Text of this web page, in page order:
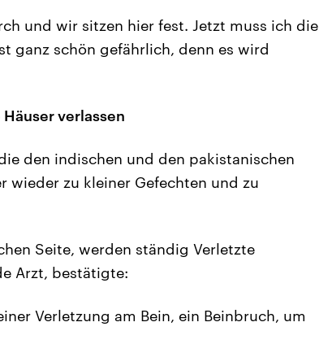
und wir sitzen hier fest. Jetzt muss ich die
ganz schön gefährlich, denn es wird
verlassen
den indischen und den pakistanischen
wieder zu kleiner Gefechten und zu
Seite, werden ständig Verletzte
Arzt, bestätigte:
Verletzung am Bein, ein Beinbruch, um